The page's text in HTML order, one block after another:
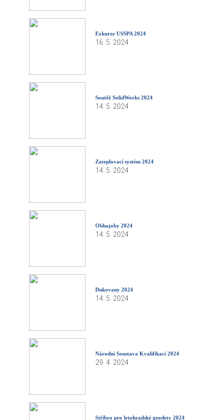
Exkurze USSPA 2024
16. 5. 2024
Soutěž SolidWorks 2024
14. 5. 2024
Zateplovací systém 2024
14. 5. 2024
Obhajoby 2024
14. 5. 2024
Dukovany 2024
14. 5. 2024
Národní Soustava Kvalifikací 2024
29. 4. 2024
Stříbro pro letohradské geodety 2024